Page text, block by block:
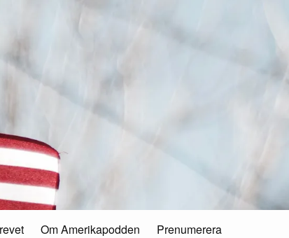
Om Amerikapodden Prenumerera